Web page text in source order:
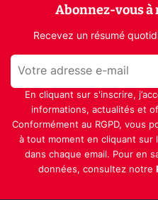
Abonnez-vous
Recevez un résumé
En cliquant sur s'inscrire,
informations, actualités et
Conformément au RGPD, vous
à tout moment en cliquant sur
dans chaque email. Pour en
données, consultez notre